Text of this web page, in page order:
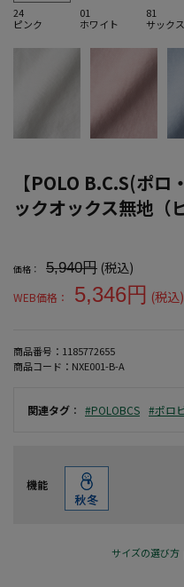
24
ピンク
01
ホワイト
81
サックス
【POLO B.C.S(ポ
ックオックス無地（
価格： 5,940円 (税込)
WEB価格： 5,346円 (税込)
商品番号： 1185772655
商品コード： NXE001-B-A
関連タグ ： #POLOBCS #ポロ
機能
サイズの選び方